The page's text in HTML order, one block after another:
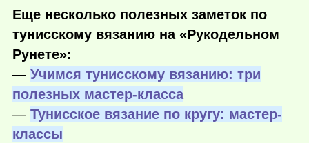
Еще несколько полезных заметок по
тунисскому вязанию на «Рукодельном
Рунете»:
— Учимся тунисскому вязанию: три
полезных мастер-класса
— Тунисское вязание по кругу: мастер-
классы